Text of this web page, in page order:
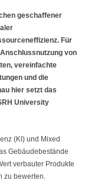
geschaffener
Für
von
vereinfachte
und die
hier setzt das
University
(KI) und Mixed
Gebäudebestände
verbauter Produkte
zu bewerten.